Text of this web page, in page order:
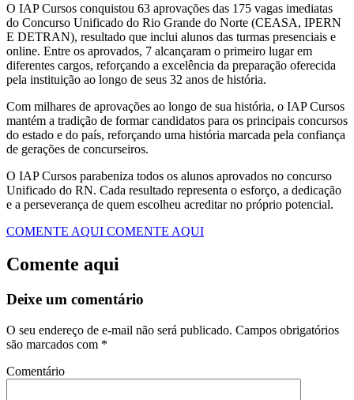
O IAP Cursos conquistou 63 aprovações das 175 vagas imediatas
do Concurso Unificado do Rio Grande do Norte (CEASA, IPERN
E DETRAN), resultado que inclui alunos das turmas presenciais e
online. Entre os aprovados, 7 alcançaram o primeiro lugar em
diferentes cargos, reforçando a excelência da preparação oferecida
pela instituição ao longo de seus 32 anos de história.
Com milhares de aprovações ao longo de sua história, o IAP Cursos
mantém a tradição de formar candidatos para os principais concursos
do estado e do país, reforçando uma história marcada pela confiança
de gerações de concurseiros.
O IAP Cursos parabeniza todos os alunos aprovados no concurso
Unificado do RN. Cada resultado representa o esforço, a dedicação
e a perseverança de quem escolheu acreditar no próprio potencial.
COMENTE AQUI COMENTE AQUI
Comente aqui
Deixe um comentário
O seu endereço de e-mail não será publicado. Campos obrigatórios
são marcados com *
Comentário